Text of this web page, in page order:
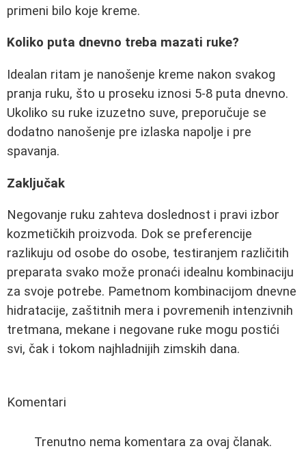
primeni bilo koje kreme.
Koliko puta dnevno treba mazati ruke?
Idealan ritam je nanošenje kreme nakon svakog
pranja ruku, što u proseku iznosi 5-8 puta dnevno.
Ukoliko su ruke izuzetno suve, preporučuje se
dodatno nanošenje pre izlaska napolje i pre
spavanja.
Zaključak
Negovanje ruku zahteva doslednost i pravi izbor
kozmetičkih proizvoda. Dok se preferencije
razlikuju od osobe do osobe, testiranjem različitih
preparata svako može pronaći idealnu kombinaciju
za svoje potrebe. Pametnom kombinacijom dnevne
hidratacije, zaštitnih mera i povremenih intenzivnih
tretmana, mekane i negovane ruke mogu postići
svi, čak i tokom najhladnijih zimskih dana.
Komentari
Trenutno nema komentara za ovaj članak.